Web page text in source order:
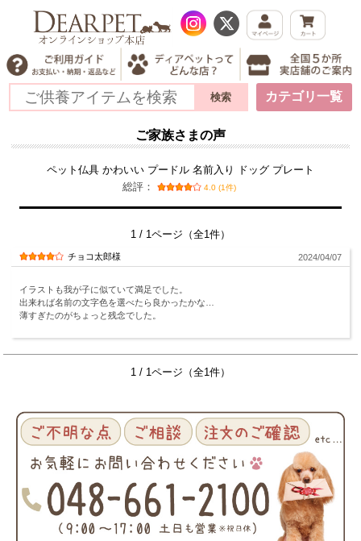
カテゴリ一覧
ご家族さまの声
ペット仏具 かわいい プードル 名前入り ドッグ プレート
総評：
4.0 (1件)
1 / 1ページ（全1件）
チョコ太郎様 2024/04/07
イラストも我が子に似ていて満足でした。
出来れば名前の文字色を選べたら良かったかな…
薄すぎたのがちょっと残念でした。
1 / 1ページ（全1件）